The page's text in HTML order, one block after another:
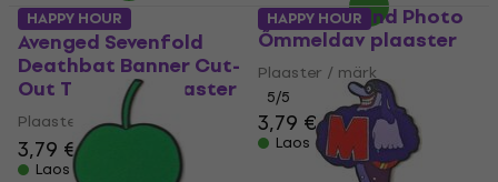
Avenged Sevenfold
Deathbat Banner Cut-
Out Triigitav plaaster
Plaaster / märk
3,79 €
Laos olemas
The Who Band Photo
Õmmeldav plaaster
Plaaster / märk
5/5
3,79 €3,89 €
Laos olemas
HAPPY HOUR HAPPY HOUR